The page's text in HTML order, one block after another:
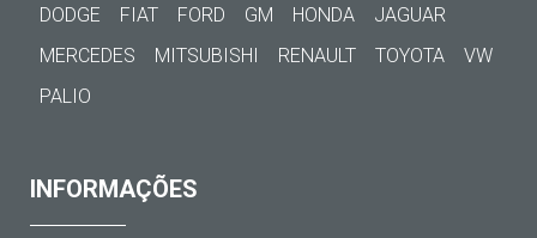
DODGE
FIAT FORD GM HONDA
JAGUAR
MERCEDES
MITSUBISHI RENAULT TOYOTA
VW
PALIO
INFORMAÇÕES